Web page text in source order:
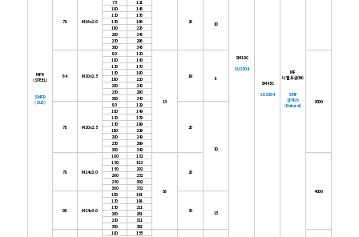
MFR
(STEEL)
SMFR
(SUS)
SM10C
SUS304
SM45C
SUS304
MF
니켈도금(Ni)
SMF
산처리
(Natural)
78 M16x2.0 26 10
75
121
100
146
130
176
150
196
180
226
200
246
250
296
300
346
64 M20x2.5
80 120
13
19 8
3000
100
140
130
170
150
190
180
220
200
240
250
290
300
340
78 M20x2.5
80 129
26
10
100
149
130
179
150
199
180
229
200
249
250
299
300
349
78 M24x3.0
100 152
16
26
4000
130
182
150
202
200
252
250
302
300
352
98 M24x3.0
100 161
30 15
130
191
150
211
200
261
250
311
300
361
100 155